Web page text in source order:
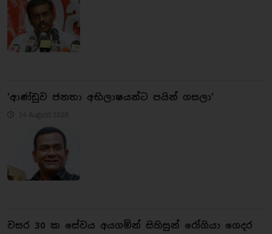
‘ආණ්ඩුව ජනතා අභිලාෂයන්ට පයින් ගසලා’
24 August 2020
වසර 30 ක සේවය අයගමින් සිහිසුන් රෝගියා ගෙදර